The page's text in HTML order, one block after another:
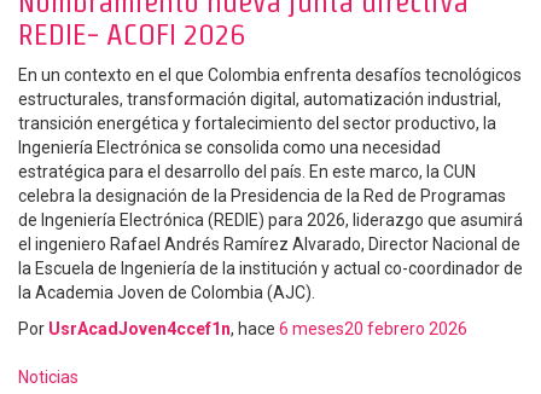
REDIE- ACOFI 2026
En un contexto en el que Colombia enfrenta desafíos tecnológicos
estructurales, transformación digital, automatización industrial,
transición energética y fortalecimiento del sector productivo, la
Ingeniería Electrónica se consolida como una necesidad
estratégica para el desarrollo del país. En este marco, la CUN
celebra la designación de la Presidencia de la Red de Programas
de Ingeniería Electrónica (REDIE) para 2026, liderazgo que asumirá
el ingeniero Rafael Andrés Ramírez Alvarado, Director Nacional de
la Escuela de Ingeniería de la institución y actual co-coordinador de
la Academia Joven de Colombia (AJC).
Por UsrAcadJoven4ccef1n, hace 6 meses20 febrero 2026
Noticias